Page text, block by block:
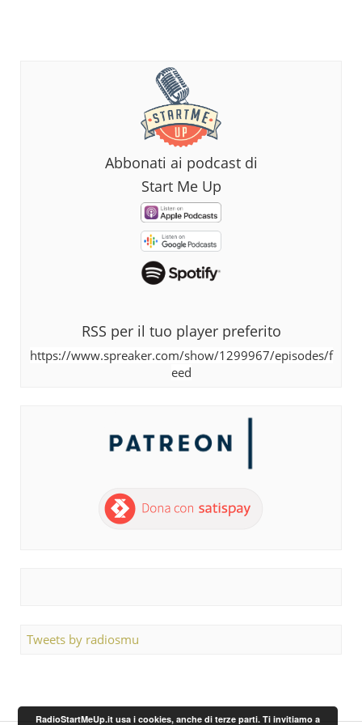
Abbonati ai podcast di
Start Me Up
RSS per il tuo player preferito
https://www.spreaker.com/show/1299967/episodes/f
eed
Tweets by radiosmu
RadioStartMeUp.it usa i cookies, anche di terze parti. Ti invitiamo a